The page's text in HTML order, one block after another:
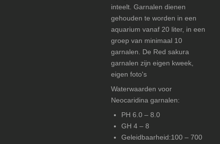
inteelt. Garnalen dienen
gehouden te worden in een
aquarium vanaf 20 liter, in een
groep van minimaal 10
garnalen. De Red sakura
garnalen zijn eigen kweek,
eigen foto's
Waterwaarden voor
Neocaridina garnalen:
PH 6.0 – 8.0
GH 4 – 8
Geleidbaarheid:100 – 700